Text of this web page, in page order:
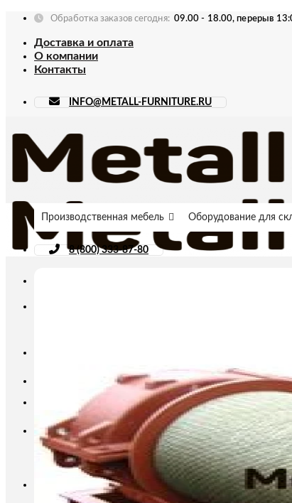
Skip
content
Обработка заказов сегодня: 09.00 - 18.00, перерыв
Доставка и оплата
О компании
Контакты
INFO@METALL-FURNITURE.RU
8 (800) 333-87-80
Корзина
Корзина пуста.
Производственная мебель Оборудование для
8 (800) 333-87-80